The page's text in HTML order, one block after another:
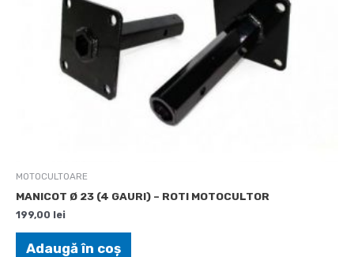
MOTOCULTOARE
MANICOT Ø 23 (4 GAURI) – ROTI MOTOCULTOR
199,00 lei
Adaugă în coș